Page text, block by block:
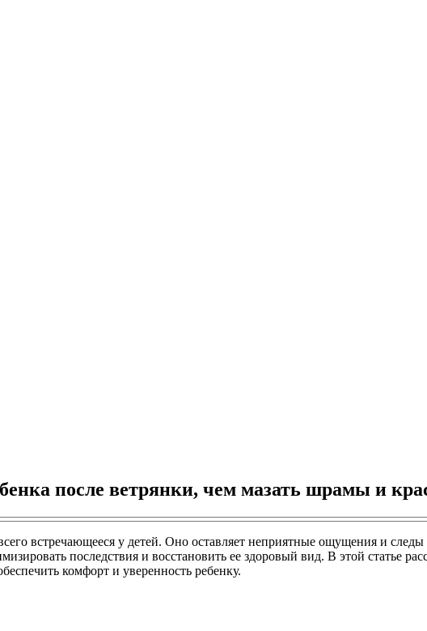
после ветрянки, чем мазать шрамы и
встречающееся у детей. Оно оставляет неприятные ощущения и
последствия и восстановить ее здоровый вид. В этой статье
комфорт и уверенность ребенку.